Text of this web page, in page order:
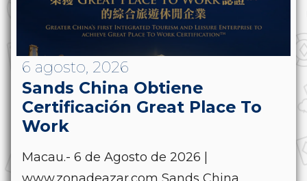
6 agosto, 2026
Sands China Obtiene
Certificación Great Place To
Work
Macau.- 6 de Agosto de 2026 |